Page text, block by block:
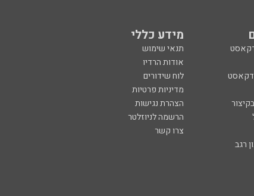
מידע כללי
תנאי שימוש
אודות הרדיו
לוח שידורים
מדיניות פרטיות
הצהרת נגישות
הרשמה לניוזלטר
צרו קשר
רגב